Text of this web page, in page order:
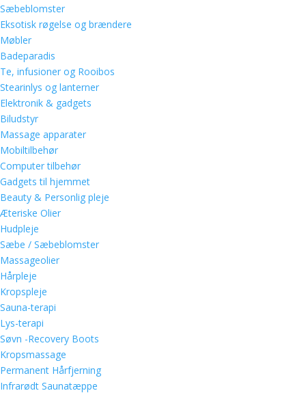
Sæbeblomster
Eksotisk røgelse og brændere
Møbler
Badeparadis
Te, infusioner og Rooibos
Stearinlys og lanterner
Elektronik & gadgets
Biludstyr
Massage apparater
Mobiltilbehør
Computer tilbehør
Gadgets til hjemmet
Beauty & Personlig pleje
Æteriske Olier
Hudpleje
Sæbe / Sæbeblomster
Massageolier
Hårpleje
Kropspleje
Sauna-terapi
Lys-terapi
Søvn -Recovery Boots
Kropsmassage
Permanent Hårfjerning
Infrarødt Saunatæppe